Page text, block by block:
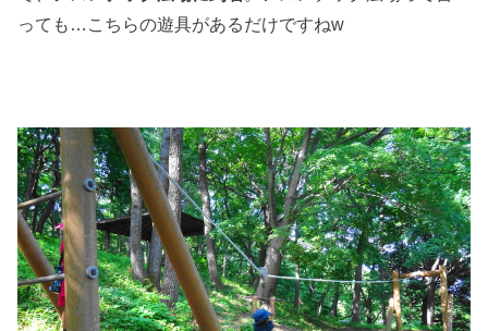
っても…こちらの遊具があるだけですねw